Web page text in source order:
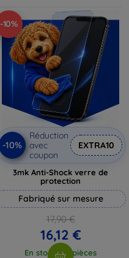
-10%
-10%
Réduction
avec
coupon
EXTRA10
3mk Anti-Shock verre de
protection
Fabriqué sur mesure
17,90 €
16,12 €
En stock > 5 pièces